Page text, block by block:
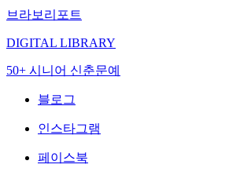
브라보리포트
DIGITAL LIBRARY
50+ 시니어 신춘문예
블로그
인스타그램
페이스북